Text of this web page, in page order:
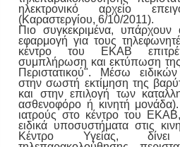
ηλεκτρονικό αρχείο
(Καραστεργίου, 6/10/2011).
Πιο συγκεκριμένα,
εφαρμογή για τους
κέντρο του ΕΚΑΒ
συμπλήρωση και εκτύπωση της
Περιστατικού". Μέσω
στην σωστή εκτίμηση της
και στην επιλογή των
ασθενοφόρο ή κινητή
ιατρούς στο κέντρο του
ειδικά υποσυστήματα στις
Κέντρο Υγείας,